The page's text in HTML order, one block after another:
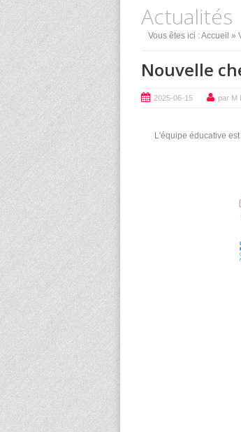
Actualités
Vous êtes ici :Accueil »
Nouvelle
2025-06-15 par M
L'équipe éducative